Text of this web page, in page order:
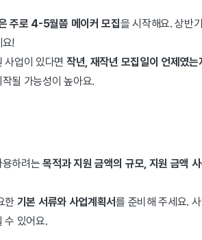
주로 4-5월쯤 메이커 모집을 시작해요. 상반
!
사업이 있다면 작년, 재작년 모집일이 언제였는
될 가능성이 높아요.
용하려는목적과 지원 금액의 규모, 지원 금액 사
한 기본 서류와 사업계획서를 준비해 주세요.
수 있어요.